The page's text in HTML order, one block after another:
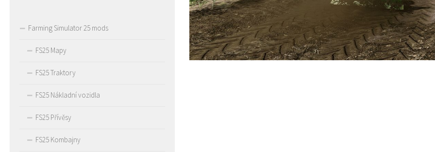
Farming Simulator 25 mods
FS25 Mapy
FS25 Traktory
FS25 Nákladní vozidla
FS25 Přívěsy
FS25 Kombajny